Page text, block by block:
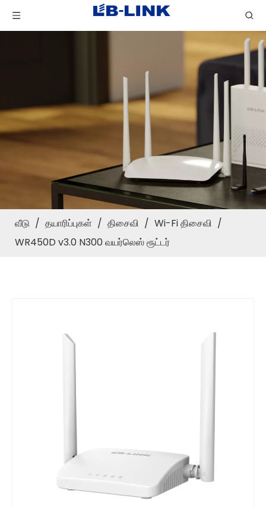
வீடு / தயாரிப்புகள் / திசைவி / Wi-Fi திசைவி /
WR450D v3.0 N300 வயர்லெஸ் ரூட்டர்